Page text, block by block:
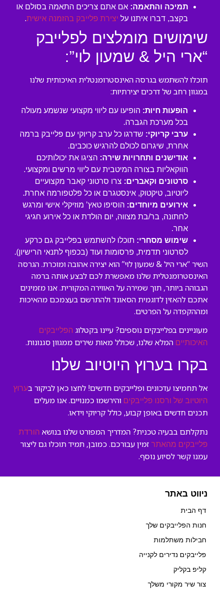
תמיכה והתאמה: אם אתם צריכים התאמה בסולם או
בקצב, דברו איתנו על יצירת פלייבק בהזמנה אישית.
שימושים מומלצים לפלייבק
“ארי היל & שמעון לוי”:
תוכלו להשתמש בגרסה האינסטרומנטלית האיכותית שלנו
במגוון רחב של דרכים יצירתיות:
הופעות חיות: הופיעו עם ליווי מקצועי שנשמע מעולה
בכל מערכת הגברה.
ערבי קריוקי: שדרגו כל ערב קריוקי עם פלייבק ברמה
אחרת, שיגרום לכולם להרגיש כוכבים.
אודישנים ותחרויות שירה: הציגו את יכולותיכם
הווקאליות בצורה המיטבית עם ליווי מרשים ומקצועי.
סרטונים וקאברים: צרו סרטוני קאבר מקצועיים
ליוטיוב, טיקטוק, אינסטגרם או כל פלטפורמה אחרת.
אירועים מיוחדים: הוסיפו טאץ’ מוזיקלי אישי ומרגש
לחתונה, בר/בת מצווה, יום הולדת או כל אירוע חגיגי
אחר.
שימוש מסחרי: תוכלו להשתמש בפלייבק גם כרקע
לסרטוני תדמית, פרסומות ועוד (בכפוף לתנאי הרישיון).
השיר “ארי היל & שמעון לוי” הוא יצירה אהובה ומוכרת. הגרסה
האינסטרומנטלית שלנו מאפשרת לכם לבצע אותה ברמה
הגבוהה ביותר, תוך שמירה על האווירה המקורית. אנו מזמינים
אתכם להאזין לדוגמית הסאונד ולהתרשם בעצמכם מהאיכות
ומההקפדה על הפרטים.
מעוניינים בפלייבקים נוספים? עיינו בקטלוג הפלייבקים
האיכותיים המלא שלנו, שכולל מאות שירים ממגוון סגנונות.
בקרו בערוץ היוטיוב שלנו
אל תחמיצו עדכונים ופלייבקים חדשים! לחצו כאן לביקור בערוץ
היוטיוב של ורסנו פלייבקים והירשמו כמנויים. אנו מעלים
תכנים חדשים באופן קבוע, כולל קריוקי וידאו.
נתקלתם בבעיה טכנית? המדריך המפורט שלנו בנושא הורדת
פלייבקים מהאתר זמין עבורכם. כמובן, תמיד תוכלו גם ליצור
עמנו קשר לסיוע נוסף.
ניווט באתר
דף הבית
חנות הפלייבקים שלך
חבילות משתלמות
פלייבקים נדירים לקנייה
קליפ בקליק
צור שיר מקורי משלך